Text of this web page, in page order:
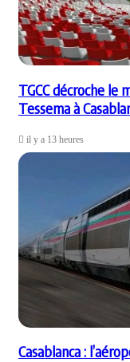
TGCC décroche le
Tessema à
il y a 13 heures
Casablanca :